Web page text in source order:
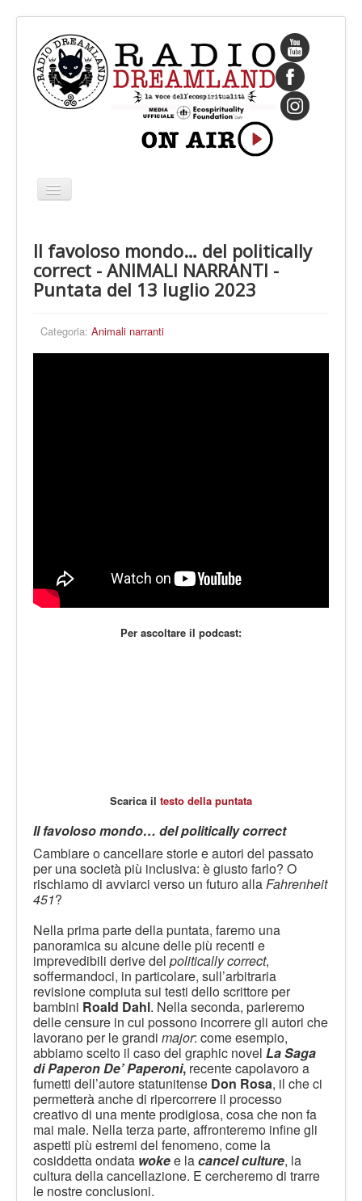
Cambia
navigazione
CHI SIAMO
IL FONDATORE
PALINSESTO
Il favoloso mondo… del politically
correct - ANIMALI NARRANTI -
Puntata del 13 luglio 2023
Categoria: Animali narranti
Per ascoltare il podcast:
Scarica il testo della puntata
Il favoloso mondo… del politically correct
Cambiare o cancellare storie e autori del passato
per una società più inclusiva: è giusto farlo? O
rischiamo di avviarci verso un futuro allaFahrenheit
451?
Nella prima parte della puntata, faremo una
panoramica su alcune delle più recenti e
imprevedibili derive del politically correct,
soffermandoci, in particolare, sull’arbitraria
revisione compiuta sui testi dello scrittore per
bambini Roald Dahl. Nella seconda, parleremo
delle censure in cui possono incorrere gli autori che
lavorano per le grandi major: come esempio,
abbiamo scelto il caso del graphic novel La Saga
di Paperon De’ Paperoni, recente capolavoro a
fumetti dell’autore statunitense Don Rosa, il che ci
permetterà anche di ripercorrere il processo
creativo di una mente prodigiosa, cosa che non fa
mai male. Nella terza parte, affronteremo infine gli
aspetti più estremi del fenomeno, come la
cosiddetta ondata wokee lacancel culture, la
cultura della cancellazione. E cercheremo di trarre
le nostre conclusioni.